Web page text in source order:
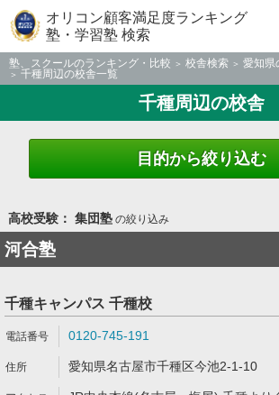
オリコン顧客満足度ランキング
塾・学習塾 検索
塾、スクールのランキング・比較 校舎検索
愛知県
千種周辺の校舎一覧
千種周辺の校舎
目的から絞り込む
高校受験： 集団塾の絞り込み
河合塾
千種キャンパス 千種校
0120-745-191
愛知県名古屋市千種区今池2-1-10